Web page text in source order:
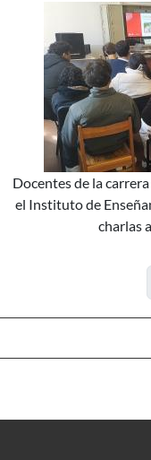
Docentes de la
el Instituto de
charlas